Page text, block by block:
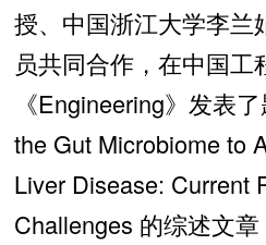
授、中国浙江大学李兰
员共同合作，在中国工
《Engineering》发表
the Gut Microbiome to
Liver Disease: Current
Challenges 的综述文